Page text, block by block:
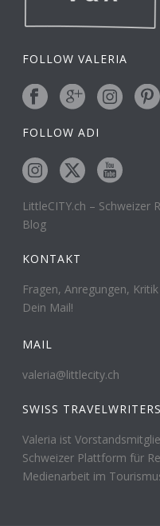
FOLLOW VALERIA
FOLLOW ADI
LittleCITY.ch – Schweizer
Blog
KONTAKT
Fragen, Anregungen,
Dein Mail!
MAIL
valeria@littlecity.ch
SWISS
Valeria ist
Schweizer Plattform für
Medienarbeit im